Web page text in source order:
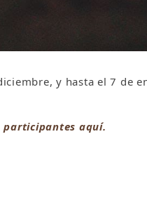
y hasta el 7 de
participantes aquí.